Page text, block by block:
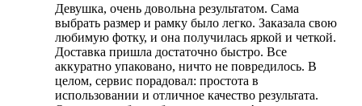
Девушка, очень довольна результатом. Сама
выбрать размер и рамку было легко. Заказала свою
любимую фотку, и она получилась яркой и четкой.
Доставка пришла достаточно быстро. Все
аккуратно упаковано, ничто не повредилось. В
целом, сервис порадовал: простота в
использовании и отличное качество результата.